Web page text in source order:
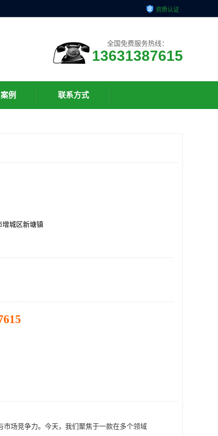
资质认证
全国免费服务热线：
13631387615
例 联系方式
增城区新塘镇
场竞争力。今天，我们聚焦于一款在多个领域